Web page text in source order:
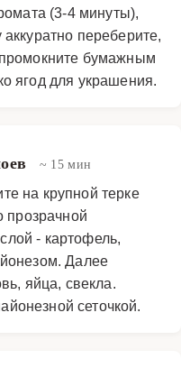
(3-4 минуты),
переберите,
бумажным
ягод для украшения.
~ 15 мин
на крупной терке
прозрачной
- картофель,
Далее
яйца, свекла.
сеточкой.